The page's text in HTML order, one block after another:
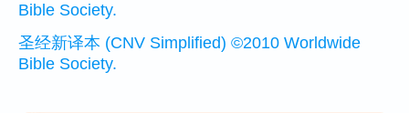
Bible Society.
圣经新译本 (CNV Simplified) ©2010 Worldwide
Bible Society.